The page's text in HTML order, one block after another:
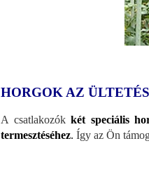
HORGOK AZ
A csatlakozók két speciális
termesztéséhez. Így az Ön